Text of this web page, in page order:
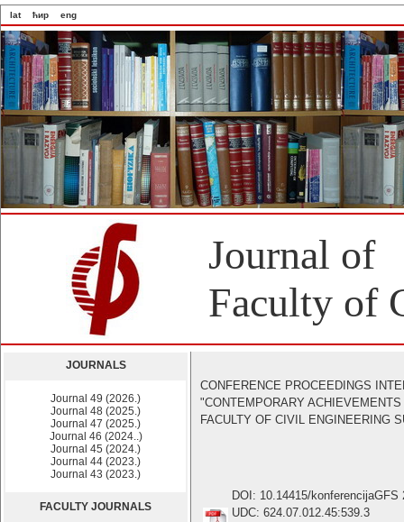
lat ћир eng
Journal of
Faculty of
JOURNALS
Journal 49 (2026.)
Journal 48 (2025.)
Journal 47 (2025.)
Journal 46 (2024..)
Journal 45 (2024.)
Journal 44 (2023.)
Journal 43 (2023.)
FACULTY JOURNALS
CONFERENCE PROCEEDINGS
"CONTEMPORARY
FACULTY OF CIVIL ENGINEERING
DOI: 10.14415/konferencijaGFS
UDC: 624.07.012.45:539.3